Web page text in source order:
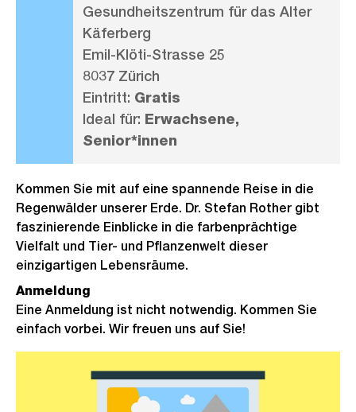
Gesundheitszentrum für das Alter
Käferberg
Emil-Klöti-Strasse 25
8037 Zürich
Eintritt: Gratis
Ideal für: Erwachsene,
Senior*innen
Kommen Sie mit auf eine spannende Reise in die
Regenwälder unserer Erde. Dr. Stefan Rother gibt
faszinierende Einblicke in die farbenprächtige
Vielfalt und Tier- und Pflanzenwelt dieser
einzigartigen Lebensräume.
Anmeldung
Eine Anmeldung ist nicht notwendig. Kommen Sie
einfach vorbei. Wir freuen uns auf Sie!